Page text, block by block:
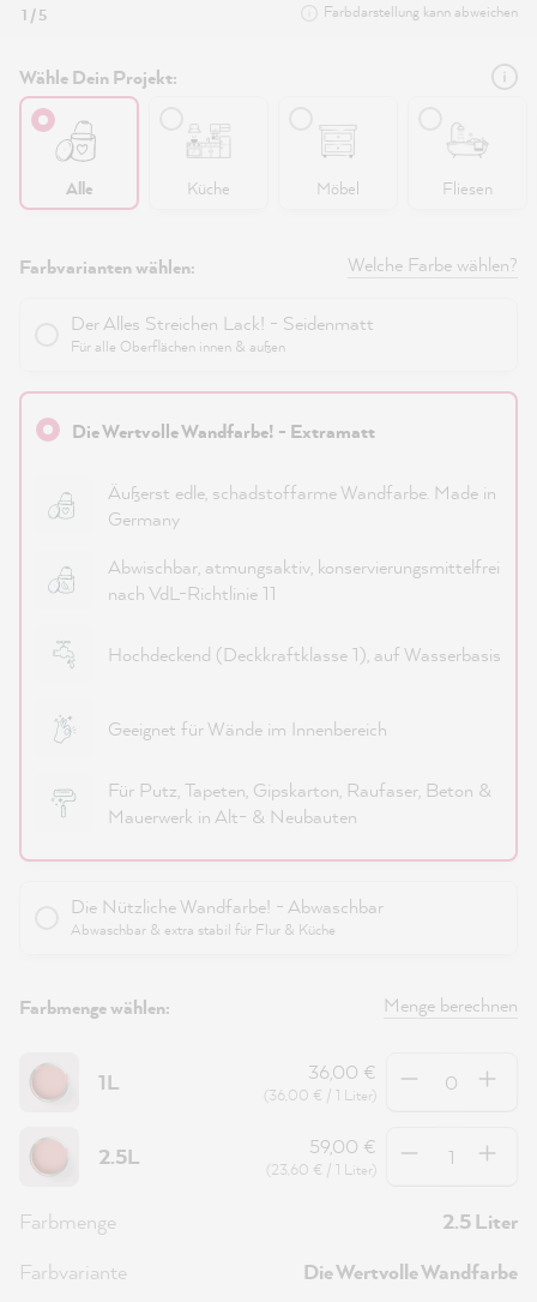
1 / 5 Farbdarstellung kann abweichen
Wähle Dein Projekt:
Alle Küche Möbel Fliesen
Farbvarianten wählen: Welche Farbe wählen?
Der Alles Streichen Lack! - Seidenmatt
Für alle Oberflächen innen & außen
Die Wertvolle Wandfarbe! - Extramatt
Äußerst edle, schadstoffarme Wandfarbe. Made in
Germany
Abwischbar, atmungsaktiv, konservierungsmittelfrei
nach VdL-Richtlinie 11
Hochdeckend (Deckkraftklasse 1), auf Wasserbasis
Geeignet für Wände im Innenbereich
Für Putz, Tapeten, Gipskarton, Raufaser, Beton &
Mauerwerk in Alt- & Neubauten
Die Nützliche Wandfarbe! - Abwaschbar
Abwaschbar & extra stabil für Flur & Küche
Farbmenge wählen: Menge berechnen
1L 36,00 €
(36,00 € / 1 Liter)
2.5L 59,00 €
(23,60 € / 1 Liter)
Farbmenge
2.5 Liter
Farbvariante
Die Wertvolle Wandfarbe